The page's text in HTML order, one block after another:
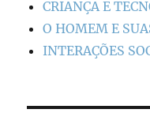
CRIANÇA E
O HOMEM E
INTERAÇÕES